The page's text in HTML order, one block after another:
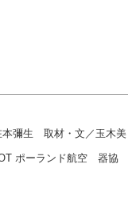
本彌生 取材・文／玉木美
ポーランド航空 器協